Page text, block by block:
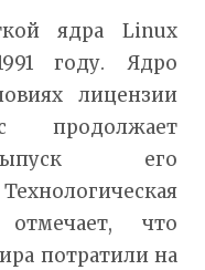
ядра Linux
году. Ядро
лицензии
продолжает
его
что
потратили на